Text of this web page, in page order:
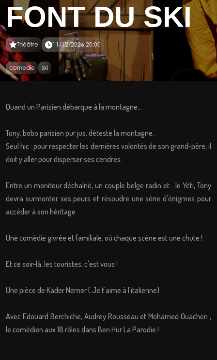
FONT DU SKI
Théâtre 11/12/2026 20:00
comedie ski
Quand un Parisien débarque à la montagne...
Tony, bobo parisien pur jus, déteste la montagne.
Seul hic : pour respecter les dernières volontés de son grand-père, il
doit y aller pour disperser ses cendres.
Entre un moniteur déchaîné, un couple belge radin et... le Yéti, Tony
devra surmonter ses peurs et résoudre une série d'énigmes pour
accéder à son héritage.
Une comédie givrée et familiale, où chaque scène est une chute !
Et ce soir-là, les touristes, c'est vous !
Une pièce de Kader Nemer ( Je t'aime à l'italienne)
Avec Edouard Berchiche, Audrey Rousseau et Mohamed Ouachen ,
le comédien aux 18 rôles dans Ben Hur La Parodie !